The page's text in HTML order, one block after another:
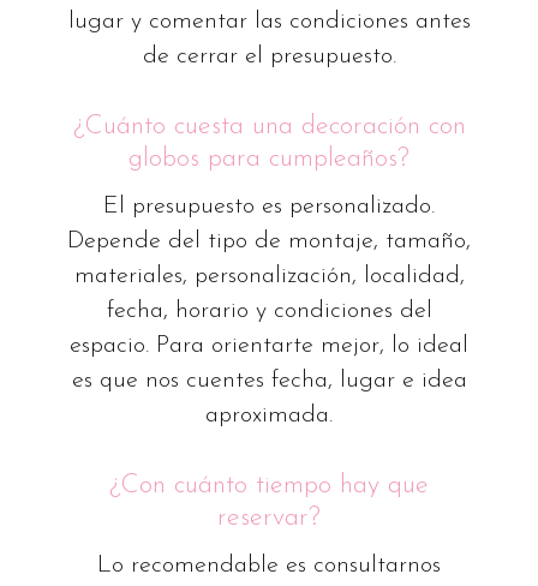
lugar y comentar las condiciones antes
de cerrar el presupuesto.
¿Cuánto cuesta una decoración con
globos para cumpleaños?
El presupuesto es personalizado.
Depende del tipo de montaje, tamaño,
materiales, personalización, localidad,
fecha, horario y condiciones del
espacio. Para orientarte mejor, lo ideal
es que nos cuentes fecha, lugar e idea
aproximada.
¿Con cuánto tiempo hay que
reservar?
Lo recomendable es consultarnos